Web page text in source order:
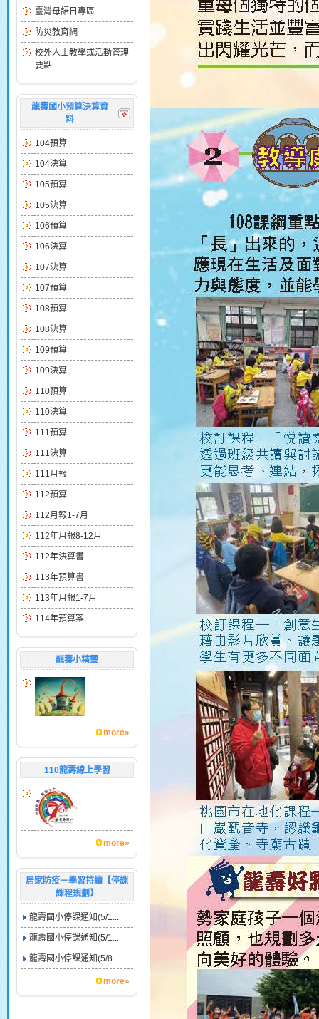
臺灣母語日專區
防災教育網
校外人士教學或活動管理
要點
龍壽國小預算決算資
料
104預算
104決算
105預算
105決算
106預算
106決算
107決算
107預算
108預算
108決算
109預算
109決算
110預算
110決算
111預算
111決算
111月報
112預算
112月報1-7月
112年月報8-12月
112年決算書
113年預算書
113年月報1-7月
114年預算案
龍壽小精靈
more»
110龍壽線上學習
more»
居家防疫－學習持續【停課
課程規劃】
龍壽國小停課通知(5/1...
龍壽國小停課通知(5/1...
龍壽國小停課通知(5/8...
more»